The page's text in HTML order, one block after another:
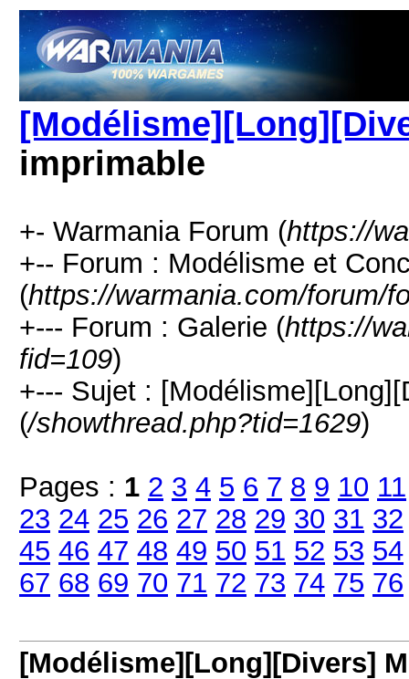
imprimable
+- Warmania Forum (https://
+-- Forum : Modélisme et
(https://warmania.com/forum/
+--- Forum : Galerie (https://
fid=109)
+--- Sujet :
(/showthread.php?tid=1629)
Pages : 1 2 3 4 5 6 7 8 9 10 11
23 24 25 26 27 28 29 30 31 32
45 46 47 48 49 50 51 52 53 54
67 68 69 70 71 72 73 74 75 76
[Modélisme][Long][Divers]